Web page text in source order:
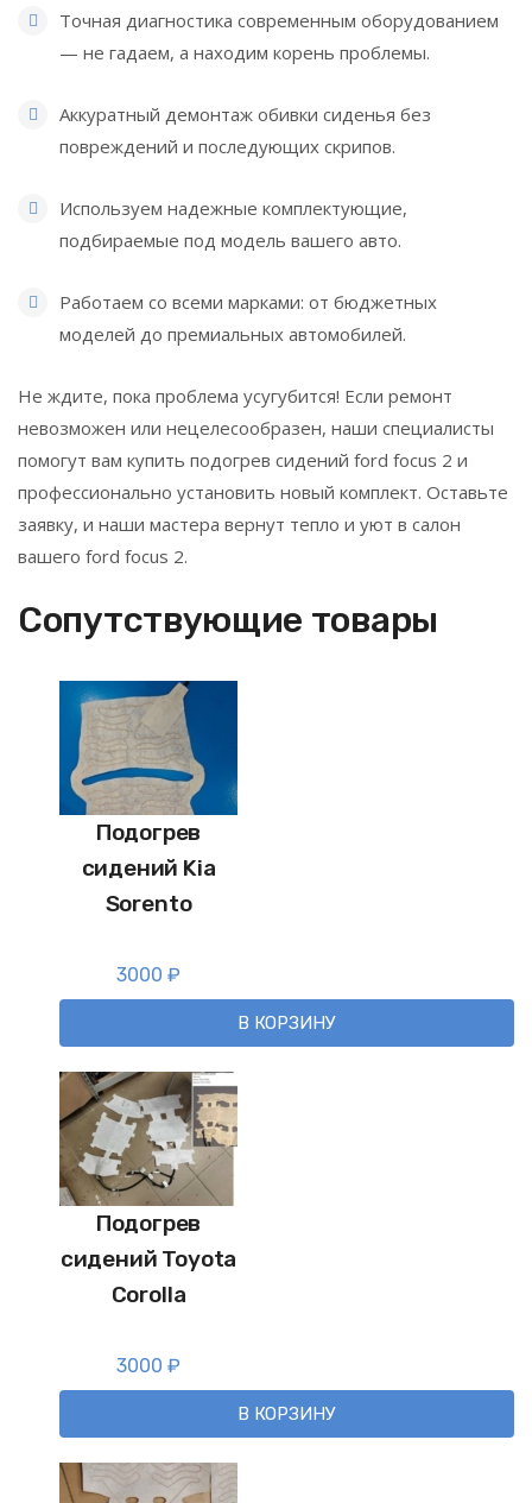
Точная диагностика современным оборудованием
— не гадаем, а находим корень проблемы.
Аккуратный демонтаж обивки сиденья без
повреждений и последующих скрипов.
Используем надежные комплектующие,
подбираемые под модель вашего авто.
Работаем со всеми марками: от бюджетных
моделей до премиальных автомобилей.
Не ждите, пока проблема усугубится! Если ремонт
невозможен или нецелесообразен, наши специалисты
помогут вам купить подогрев сидений ford focus 2 и
профессионально установить новый комплект. Оставьте
заявку, и наши мастера вернут тепло и уют в салон
вашего ford focus 2.
Сопутствующие товары
Подогрев
сидений Kia
Sorento
3000 ₽
В КОРЗИНУ
Подогрев
сидений Toyota
Corolla
3000 ₽
В КОРЗИНУ